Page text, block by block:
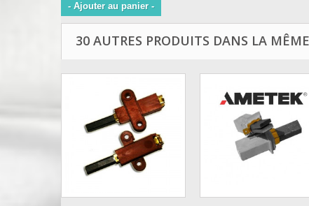
- Ajouter au panier -
30 AUTRES PRODUITS DANS LA